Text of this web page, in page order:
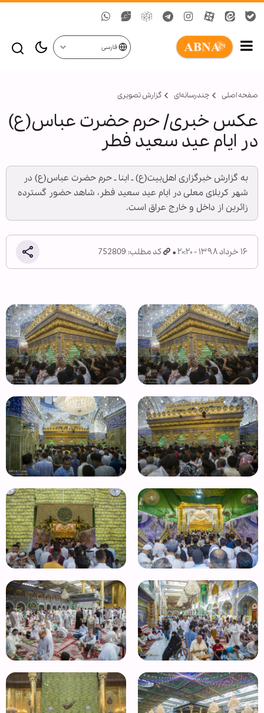
فارسی
صفحه اصلی چندرسانه‌ای گزارش تصويری
عکس خبری/ حرم حضرت عباس(ع)
در ایام عید سعید فطر
به گزارش خبرگزاری اهل‌بیت(ع) ـ ابنا ـ حرم حضرت عباس(ع) در
شهر کربلای معلی در ایام عید سعید فطر، شاهد حضور گسترده
زائرین از داخل و خارج عراق است.
۱۶ خرداد ۱۳۹۸ - ۲۰:۲۰ کد مطلب: 752809